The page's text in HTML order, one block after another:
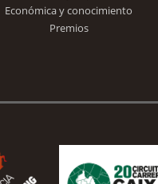
Económica y conocimiento
Premios